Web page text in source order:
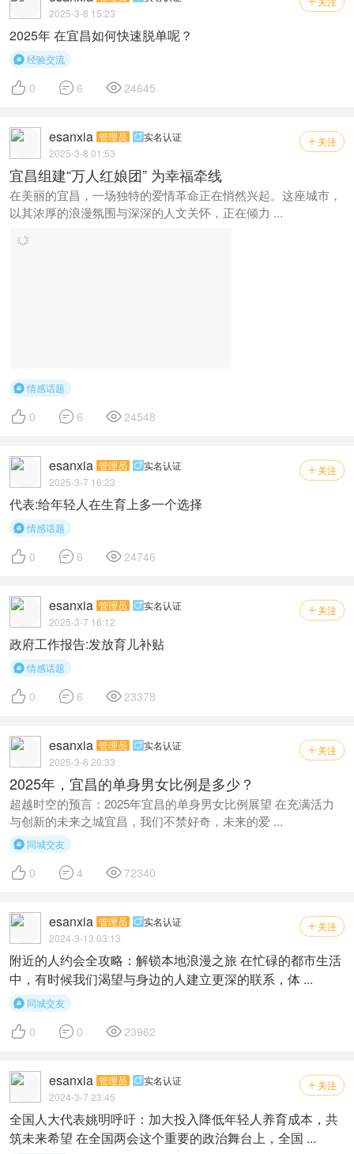
2025-3-8 15:23
2025年 在宜昌如何快速脱单呢？
经验交流
 0  6 24645
 关注
esanxia 管理员 实名认证
2025-3-8 01:53
宜昌组建“万人红娘团” 为幸福牵线
在美丽的宜昌，一场独特的爱情革命正在悄然兴起。这座城市，
以其浓厚的浪漫氛围与深深的人文关怀，正在倾力 ...
情感话题
 0  6 24548
 关注
esanxia 管理员 实名认证
2025-3-7 16:23
代表:给年轻人在生育上多一个选择
情感话题
 0  6 24746
 关注
esanxia 管理员 实名认证
2025-3-7 16:12
政府工作报告:发放育儿补贴
情感话题
 0  6 23378
 关注
esanxia 管理员 实名认证
2025-3-6 20:33
2025年，宜昌的单身男女比例是多少？
超越时空的预言：2025年宜昌的单身男女比例展望 在充满活力
与创新的未来之城宜昌，我们不禁好奇，未来的爱 ...
 同城交友
 0  4  72340
 关注
esanxia 管理员 实名认证
2024-3-13 03:13
附近的人约会全攻略：解锁本地浪漫之旅 在忙碌的都市生活
中，有时候我们渴望与身边的人建立更深的联系，体 ...
 同城交友
 0  0 23962
 关注
esanxia 管理员 实名认证
2024-3-7 23:45
全国人大代表姚明呼吁：加大投入降低年轻人养育成本，共
筑未来希望 在全国两会这个重要的政治舞台上，全国 ...